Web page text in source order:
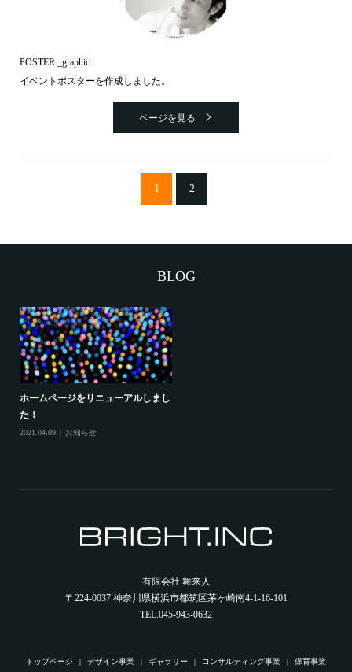
POSTER _graphic
イベントポスターを作成しました。
ページを見る
1 2
BLOG
ホームページをリニューアルしまし
た！
2021.04.09 お知らせ
有限会社 舞来人
〒224-0037 神奈川県横浜市都筑区茅ヶ崎南4-1-16-101
TEL.045-943-0632
トップページ デザイン事業 ギャラリー コンサルティング事業 保育事業